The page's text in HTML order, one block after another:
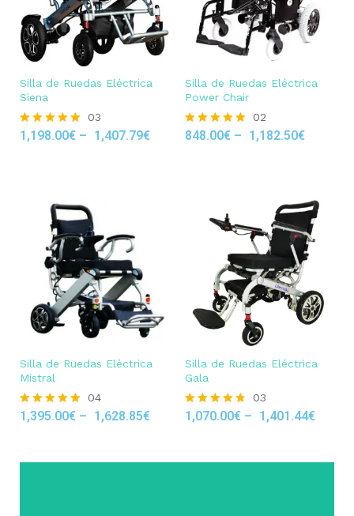
Silla de Ruedas Eléctrica
Siena
Rated
03
1,198.00€ – 1,407.79€
Silla de Ruedas Eléctrica
Power Chair
Rated
02
848.00€ – 1,182.50€
Silla de Ruedas Eléctrica
Mistral
Rated
04
1,395.00€ – 1,628.85€
Silla de Ruedas Eléctrica
Gala
Rated
03
1,070.00€ – 1,401.44€